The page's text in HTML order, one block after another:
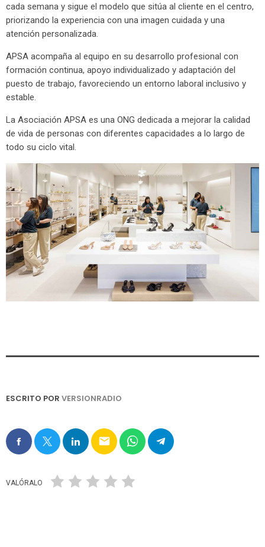
cada semana y sigue el modelo que sitúa al cliente en el centro,
priorizando la experiencia con una imagen cuidada y una
atención personalizada.
APSA acompaña al equipo en su desarrollo profesional con
formación continua, apoyo individualizado y adaptación del
puesto de trabajo, favoreciendo un entorno laboral inclusivo y
estable.
La Asociación APSA es una ONG dedicada a mejorar la calidad
de vida de personas con diferentes capacidades a lo largo de
todo su ciclo vital.
ESCRITO POR VERSIONRADIO
email
VALÓRALO